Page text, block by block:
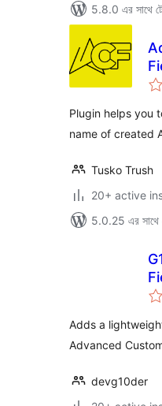
5.8.0 এর সাথে
Plugin helps you
name of created
Tusko Trush
20+ active
5.0.25 এর সাথে
Adds a
Advanced
devg10der